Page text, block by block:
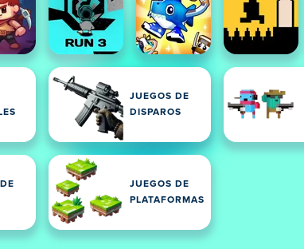
JUEGOS DE
DISPAROS
JUEGOS DE
PLATAFORMAS